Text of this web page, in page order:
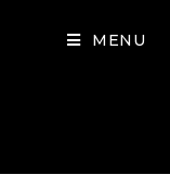
MENU